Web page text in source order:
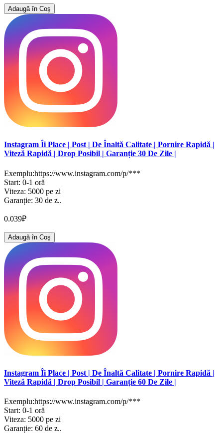
Adaugă în Coş
Instagram Îi Place | Post | De Înaltă Calitate | Pornire Rapidă |
Viteză Rapidă | Drop Posibil | Garanție 30 De Zile |
Exemplu:https://www.instagram.com/p/***
Start: 0-1 oră
Viteza: 5000 pe zi
Garanție: 30 de z..
0.039₽
Adaugă în Coş
Instagram Îi Place | Post | De Înaltă Calitate | Pornire Rapidă |
Viteză Rapidă | Drop Posibil | Garanție 60 De Zile |
Exemplu:https://www.instagram.com/p/***
Start: 0-1 oră
Viteza: 5000 pe zi
Garanție: 60 de z..